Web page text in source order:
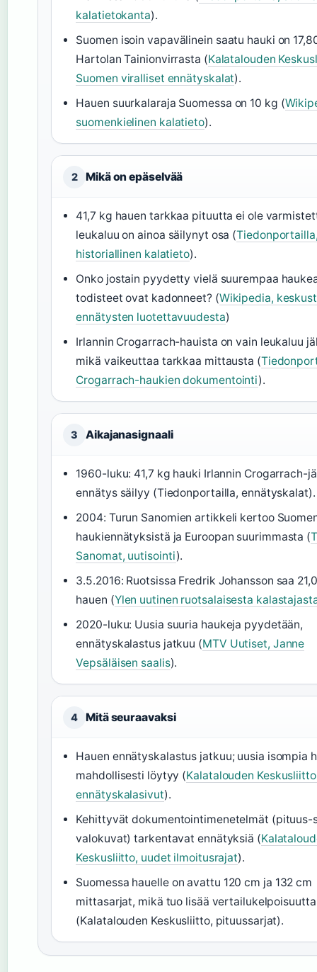
kalatietokanta).
Suomen isoin vapavälinein saatu hauki on
Hartolan Tainionvirrasta (Kalatalouden
Suomen viralliset ennätyskalat).
Hauen suurkalaraja Suomessa on 10 kg (
suomenkielinen kalatieto).
2 Mikä on epäselvää
41,7 kg hauen tarkkaa pituutta ei ole
leukaluu on ainoa säilynyt osa (
historiallinen kalatieto).
Onko jostain pyydetty vielä suurempaa
todisteet ovat kadonneet? (Wikipedia,
ennätysten luotettavuudesta)
Irlannin Crogarrach-hauista on vain leukaluu
mikä vaikeuttaa tarkkaa mittausta (
Crogarrach-haukien dokumentointi).
3 Aikajanasignaali
1960-luku: 41,7 kg hauki Irlannin Crogarrach-
ennätys säilyy (Tiedonportailla, ennätyskalat).
2004: Turun Sanomien artikkeli kertoo
haukiennätyksistä ja Euroopan suurimmasta (
Sanomat, uutisointi).
3.5.2016: Ruotsissa Fredrik Johansson saa
hauen (Ylen uutinen ruotsalaisesta
2020-luku: Uusia suuria haukeja pyydetään,
ennätyskalastus jatkuu (MTV Uutiset, Janne
Vepsäläisen saalis).
4 Mitä seuraavaksi
Hauen ennätyskalastus jatkuu; uusia isompia
mahdollisesti löytyy (Kalatalouden
ennätyskalasivut).
Kehittyvät dokumentointimenetelmät (pituus-
valokuvat) tarkentavat ennätyksiä (
Keskusliitto, uudet ilmoitusrajat).
Suomessa hauelle on avattu 120 cm ja 132 cm
mittasarjat, mikä tuo lisää vertailukelpoisuutta
(Kalatalouden Keskusliitto, pituussarjat).